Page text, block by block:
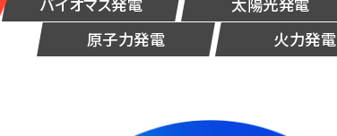
原子力発電
火力発電